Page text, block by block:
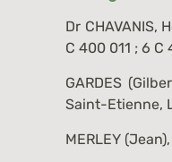
Dr CHAVANIS,
C 400 011 ; 6 C
GARDES
Saint-Etienne,
MERLEY (Jean),